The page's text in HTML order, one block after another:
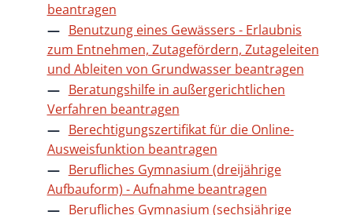
beantragen
Benutzung eines Gewässers - Erlaubnis
zum Entnehmen, Zutagefördern, Zutageleiten
und Ableiten von Grundwasser beantragen
Beratungshilfe in außergerichtlichen
Verfahren beantragen
Berechtigungszertifikat für die Online-
Ausweisfunktion beantragen
Berufliches Gymnasium (dreijährige
Aufbauform) - Aufnahme beantragen
Berufliches Gymnasium (sechsjährige